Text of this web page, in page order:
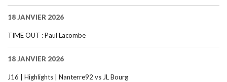
18 JANVIER 2026
TIME OUT : Paul Lacombe
18 JANVIER 2026
J16 | Highlights | Nanterre92 vs JL Bourg